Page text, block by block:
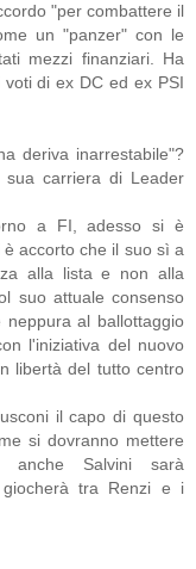
"per combattere il
un "panzer" con le
mezzi finanziari. Ha
di ex DC ed ex PSI
deriva inarrestabile"?
carriera di Leader
a FI, adesso si è
accorto che il suo sì a
alla lista e non alla
suo attuale consenso
al ballottaggio
l'iniziativa del nuovo
libertà del tutto centro
il capo di questo
si dovranno mettere
anche Salvini sarà
tra Renzi e i